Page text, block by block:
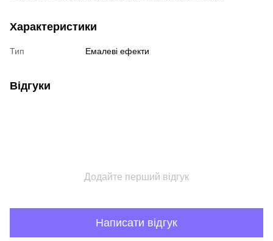
Характеристики
Тип Емалеві ефекти
Відгуки
Додайте перший відгук
Написати відгук